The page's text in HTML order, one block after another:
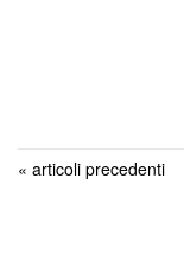
« articoli precedenti